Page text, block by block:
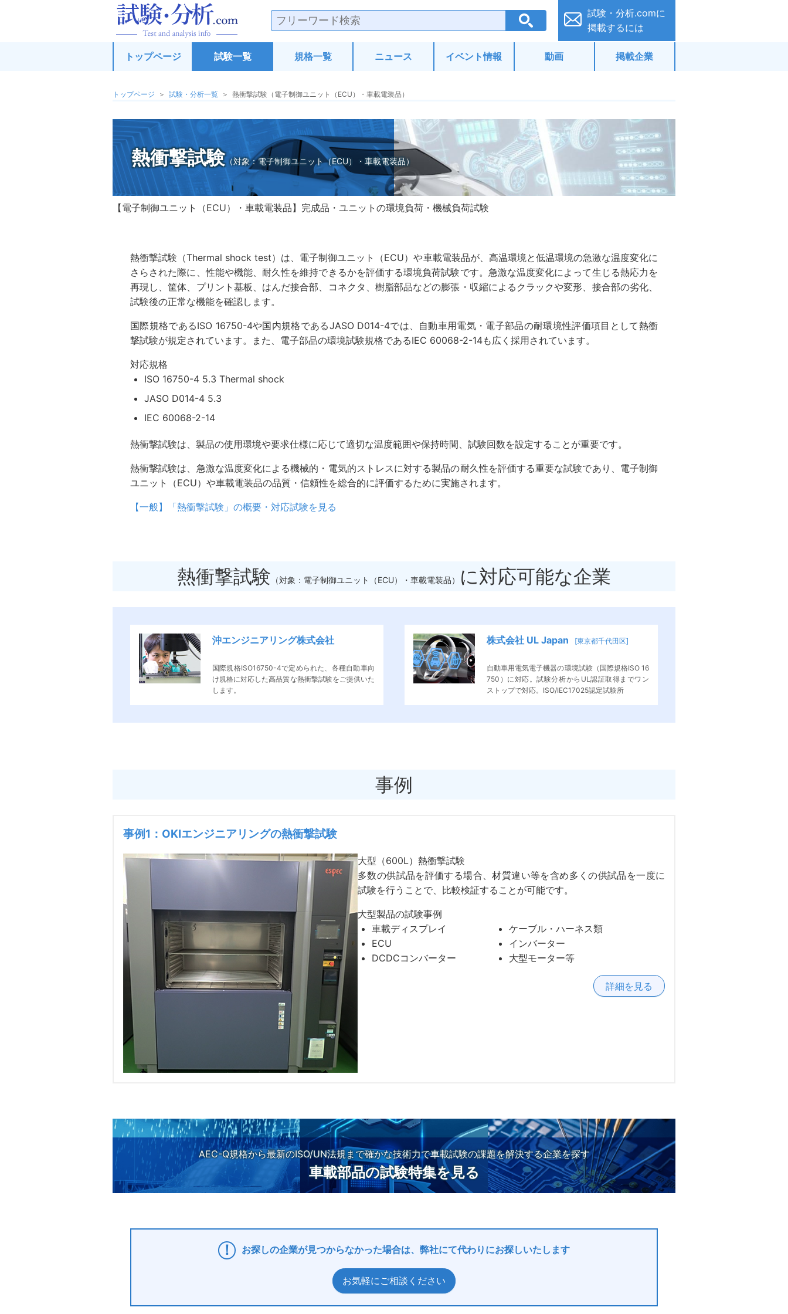
試験・分析.com
試験・分析.comに
掲載するには
トップページ 試験一覧 規格一覧 ニュース イベント情報 動画 掲載企業
トップページ 試験・分析一覧 熱衝撃試験（電子制御ユニット（ECU）・車載電装品）
熱衝撃試験（対象：電子制御ユニット（ECU）・車載電装品）
電子制御ユニット（ECU）・車載電装品 完成品・ユニットの環境負荷・機械負荷試験
熱衝撃試験（Thermal shock test）は、電子制御ユニット（ECU）や車載電装品が、高温環境と低温環境の急激な温度変化に
さらされた際に、性能や機能、耐久性を維持できるかを評価する環境負荷試験です。急激な温度変化によって生じる熱応力を
再現し、筐体、プリント基板、はんだ接合部、コネクタ、樹脂部品などの膨張・収縮によるクラックや変形、接合部の劣化、
試験後の正常な機能を確認します。
国際規格であるISO 16750-4や国内規格であるJASO D014-4では、自動車用電気・電子部品の耐環境性評価項目として熱衝
撃試験が規定されています。また、電子部品の環境試験規格であるIEC 60068-2-14も広く採用されています。
対応規格
ISO 16750-4 5.3 Thermal shock
JASO D014-4 5.3
IEC 60068-2-14
熱衝撃試験は、製品の使用環境や要求仕様に応じて適切な温度範囲や保持時間、試験回数を設定することが重要です。
熱衝撃試験は、急激な温度変化による機械的・電気的ストレスに対する製品の耐久性を評価する重要な試験であり、電子制御
ユニット（ECU）や車載電装品の品質・信頼性を総合的に評価するために実施されます。
【一般】「熱衝撃試験」の概要・対応試験を見る
熱衝撃試験 （対象：電子制御ユニット（ECU）・車載電装品） に対応可能な企業
沖エンジニアリング株式会社
国際規格ISO16750-4で定められた、各種自動車向
け規格に対応した高品質な熱衝撃試験をご提供いた
します。
株式会社 UL Japan [東京都千代田区]
自動車用電気電子機器の環境試験（国際規格ISO 16
750）に対応。試験分析からUL認証取得までワン
ストップで対応。ISO/IEC17025認定試験所
事例
事例1：OKIエンジニアリングの熱衝撃試験
大型（600L）熱衝撃試験
多数の供試品を評価する場合、材質違い等を含め多くの供試品を一度に
試験を行うことで、比較検証することが可能です。
大型製品の試験事例
車載ディスプレイ
ケーブル・ハーネス類
ECU
インバーター
DCDCコンバーター
大型モーター等
詳細を見る
AEC-Q規格から最新のISO/UN法規まで確かな技術力で車載試験の課題を解決する企業を探す
車載部品の試験特集を見る
お探しの企業が見つからなかった場合は、弊社にて代わりにお探しいたします
お気軽にご相談ください